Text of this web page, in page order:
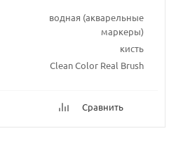
водная (акварельные
маркеры)
кисть
Clean Color Real Brush
Сравнить